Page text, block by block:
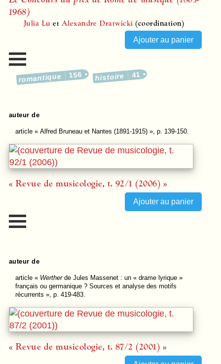
1968)
Julia Lu et Alexandre Dratwicki (coordination)
romantique 156 histoire 41
auteur de
article« Alfred Bruneau et Nantes (1891-1915) », p. 139-150.
« Revue de musicologie, t. 92/1 (2006) »
auteur de
article« Wertherde Jules Massenet : un « drame lyrique »
français ou germanique ? Sources et analyse des motifs
récurrents », p. 419-483.
« Revue de musicologie, t. 87/2 (2001) »